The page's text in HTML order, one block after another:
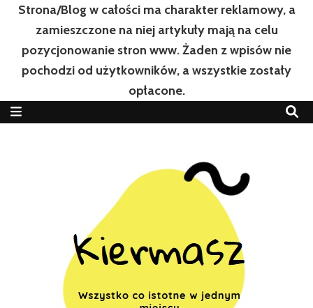
Strona/Blog w całości ma charakter reklamowy, a
zamieszczone na niej artykuły mają na celu
pozycjonowanie stron www. Żaden z wpisów nie
pochodzi od użytkowników, a wszystkie zostały
opłacone.